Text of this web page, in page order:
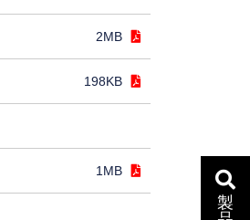
2MB
198KB
1MB
製